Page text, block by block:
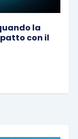
la
con il